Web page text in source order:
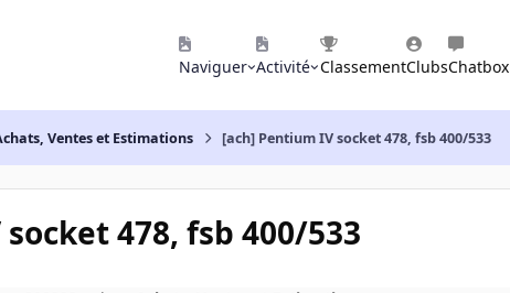
Naviguer Activité ClassementClubsChatbox
Ventes et Estimations [ach] Pentium IV socket 478, fsb 400/533
478, fsb 400/533